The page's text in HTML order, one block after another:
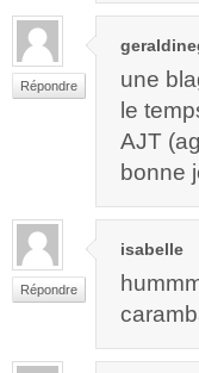
Répondre
une
le
AJT
bonne
Répondre
isabelle